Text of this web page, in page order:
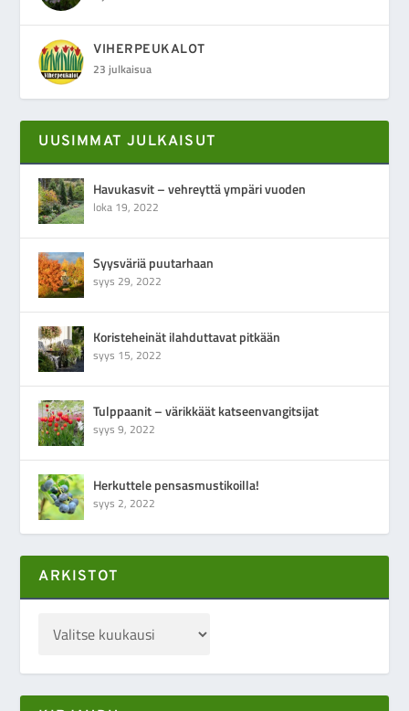
VIHERPEUKALOT
23 julkaisua
UUSIMMAT JULKAISUT
Havukasvit – vehreyttä ympäri vuoden
loka 19, 2022
Syysväriä puutarhaan
syys 29, 2022
Koristeheinät ilahduttavat pitkään
syys 15, 2022
Tulppaanit – värikkäät katseenvangitsijat
syys 9, 2022
Herkuttele pensasmustikoilla!
syys 2, 2022
ARKISTOT